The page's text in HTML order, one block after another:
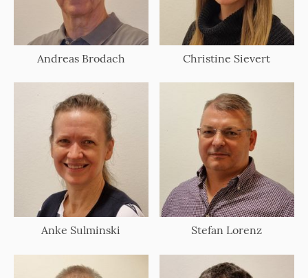
Andreas Brodach Christine Sievert
Anke Sulminski Stefan Lorenz